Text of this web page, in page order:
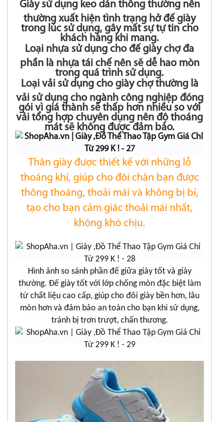
Giày sử dụng keo dán thông thường nên
thường xuất hiện tình trạng hở đế giày
trong lúc sử dụng, gây mất sự tự tin cho
khách hàng khi mang.
Loại nhựa sử dụng cho đế giày chợ đa
phần là nhựa tái chế nên sẽ dễ hao mòn
trong quá trình sử dụng.
Loại vải sử dụng cho giày chợ thường là
vải sử dụng cho ngành công nghiệp đóng
gói vì giá thành sẽ thấp hơn nhiều so với
vải tổng hợp chuyên dụng nên độ thoáng
mát sẽ không được đảm bảo.
Thân giày được thiết kế với những lỗ
thoáng khí, giúp cho đôi chân bạn được
thông thoáng, thoải mái và không bị bí,
tạo cho bạn cảm giác thoải mái nhất,
không khó chịu.
Hình ảnh so sánh phần đế giữa giày tốt và giày
thường. Đế giày tốt với lớp chống mòn đặc biệt làm
từ chất liệu cao cấp, giúp cho đôi giày bền hơn, lâu
mòn hơn và đảm bảo an toàn cho bạn khi sử dụng,
tránh bị trơn trượt, chấn thương.